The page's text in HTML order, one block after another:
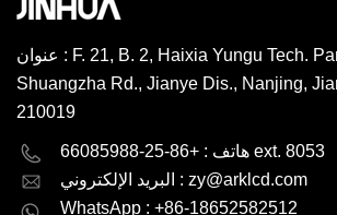
البيئةبنفايات HSFأصلالصينعلامة
منصة نقالةرمز النظام
المنسق853120000إنتاجية600000
قطعة / شهرموك1000 قطعة ،
عنوان : F. 21, B. 2, Haixia Yungu Tech. Park, No.98
Shuangzha Rd., Jianye Dis., Nanjing,
210019
هاتف : +86-25-66085988 ext. 8053
البريد الإلكتروني : zy@arklcd.com
WhatsApp : +86-18652582512
English Deutsch
русский español